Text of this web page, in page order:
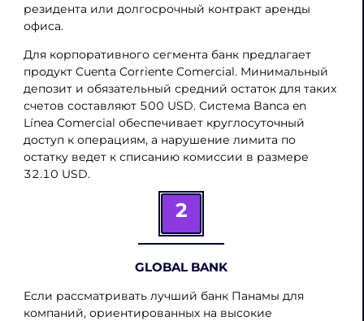
резидента или долгосрочный контракт аренды
офиса.
Для корпоративного сегмента банк предлагает
продукт Cuenta Corriente Comercial. Минимальный
депозит и обязательный средний остаток для таких
счетов составляют 500 USD. Система Banca en
Línea Comercial обеспечивает круглосуточный
доступ к операциям, а нарушение лимита по
остатку ведет к списанию комиссии в размере
32.10 USD.
2
GLOBAL BANK
Если рассматривать лучший банк Панамы для
компаний, ориентированных на высокие